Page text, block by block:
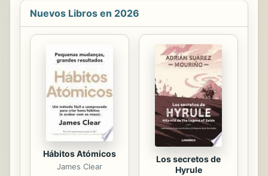
de la administración del marketing
estratégico que las empresas deben
tener en cuenta para lograr
resultados exitosos en diversos
contextos globales, digitales y
culturales. Cada capítulo contiene
casos y formula preguntas que
facilitarán a los interesados en el
tema la comprensión ...
Nuevos Libros en 2026
Hábitos Atómicos
James Clear
Los secretos de
Hyrule